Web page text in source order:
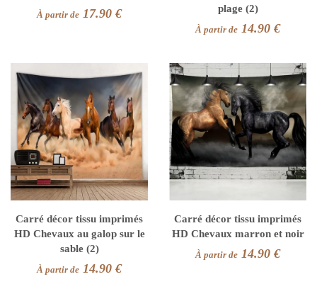
À partir de 17.90 €
plage (2)
À partir de 14.90 €
Carré décor tissu imprimés
HD Chevaux au galop sur le
sable (2)
À partir de 14.90 €
Carré décor tissu imprimés
HD Chevaux marron et noir
À partir de 14.90 €